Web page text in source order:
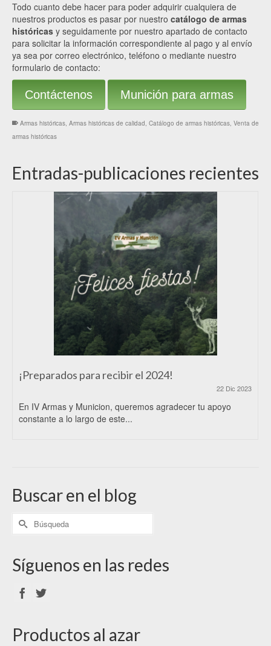
Todo cuanto debe hacer para poder adquirir cualquiera de
nuestros productos es pasar por nuestro catálogo de armas
históricas y seguidamente por nuestro apartado de contacto
para solicitar la información correspondiente al pago y al envío
ya sea por correo electrónico, teléfono o mediante nuestro
formulario de contacto:
Contáctenos Munición para armas
Armas históricas, Armas históricas de calidad, Catálogo de armas históricas, Venta de
armas históricas
Entradas-publicaciones recientes
¡Preparados para recibir el 2024!
22 Dic 2023
En IV Armas y Municion, queremos agradecer tu apoyo
constante a lo largo de este...
Buscar en el blog
Síguenos en las redes
Productos al azar